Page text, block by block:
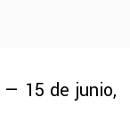
— 15 de junio,